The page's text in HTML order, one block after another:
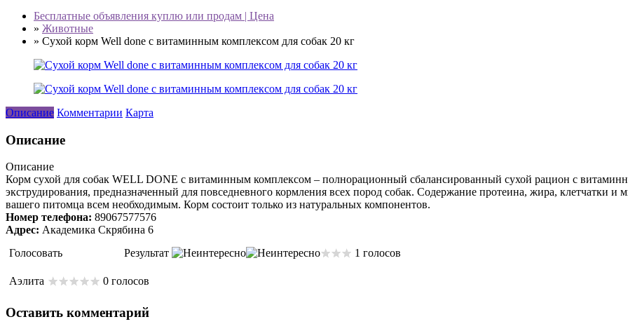
Бесплатные объявления куплю или продам | Цена
» Животные
» Сухой корм Well done с витаминным комплексом для собак 20 кг
Описание Комментарии Карта
Описание
Описание
Корм сухой для собак WELL DONE с витаминным комплексом – полнорационный сбалансированный сухой рацион с
экструдирования, предназначенный для повседневного кормления всех пород собак. Содержание протеина, жира, клетчатки и
вашего питомца всем необходимым. Корм состоит только из натуральных компонентов.
Номер телефона: 89067577576
Адрес: Академика Скрябина 6
Голосовать
Результат 1 голосов
Аэлита 0 голосов
Оставить комментарий